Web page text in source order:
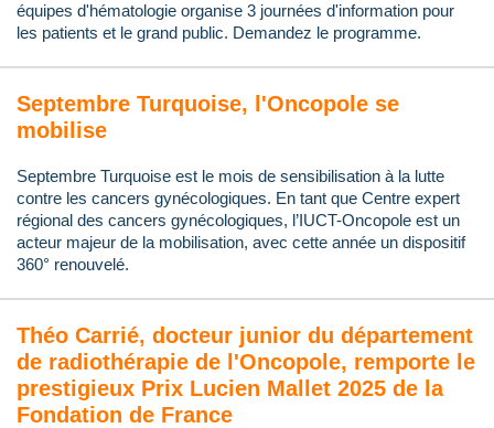
équipes d'hématologie organise 3 journées d'information pour
les patients et le grand public. Demandez le programme.
Septembre Turquoise, l'Oncopole se
mobilise
Septembre Turquoise est le mois de sensibilisation à la lutte
contre les cancers gynécologiques. En tant que Centre expert
régional des cancers gynécologiques, l’IUCT-Oncopole est un
acteur majeur de la mobilisation, avec cette année un dispositif
360° renouvelé.
Théo Carrié, docteur junior du département
de radiothérapie de l'Oncopole, remporte le
prestigieux Prix Lucien Mallet 2025 de la
Fondation de France